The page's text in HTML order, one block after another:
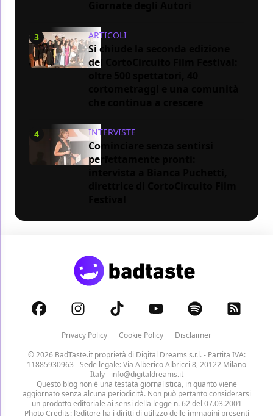
3 ARTICOLI
Si chiude la seconda edizione
del CortoCircuito Film Festival:
4 INTERVISTE
Cominciare senza sentirsi
perfettamente pronti:
Privacy Policy Cookie Policy
Disclaimer
© 2026 BadTaste.it proprietà di Digital Dreams s.r.l.- Partita IVA:
11885930963 - Sede legale: Via Alberico Albricci 8, 20122 Milano
Italy - info@digitaldreams.it
Questo blog non è una testata giornalistica, in quanto viene
aggiornato senza alcuna periodicità. Non può pertanto considerarsi
un prodotto editoriale ai sensi della legge n. 62 del 07.03.2001
Photo Credits: l’editore ha i diritti di utilizzo delle immagini presenti